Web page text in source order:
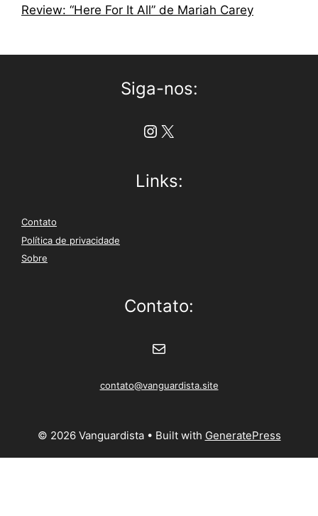
Review: “Here For It All” de Mariah Carey
Siga-nos:
Instagram
X
Links:
Contato
Política de privacidade
Sobre
Contato:
E-mail
contato@vanguardista.site
© 2026 Vanguardista• Built with GeneratePress